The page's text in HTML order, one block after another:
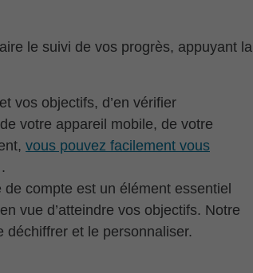
le suivi de vos progrès, appuyant la
vos objectifs, d’en vérifier
votre appareil mobile, de votre
vous pouvez facilement vous
.
compte est un élément essentiel
vue d’atteindre vos objectifs. Notre
déchiffrer et le personnaliser.